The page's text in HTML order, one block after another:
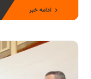
ادامه خبر